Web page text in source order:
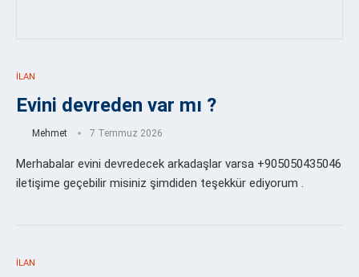
İLAN
Evini devreden var mı ?
Mehmet 7 Temmuz 2026
Merhabalar evini devredecek arkadaşlar varsa +905050435046
iletişime geçebilir misiniz şimdiden teşekkür ediyorum .
İLAN